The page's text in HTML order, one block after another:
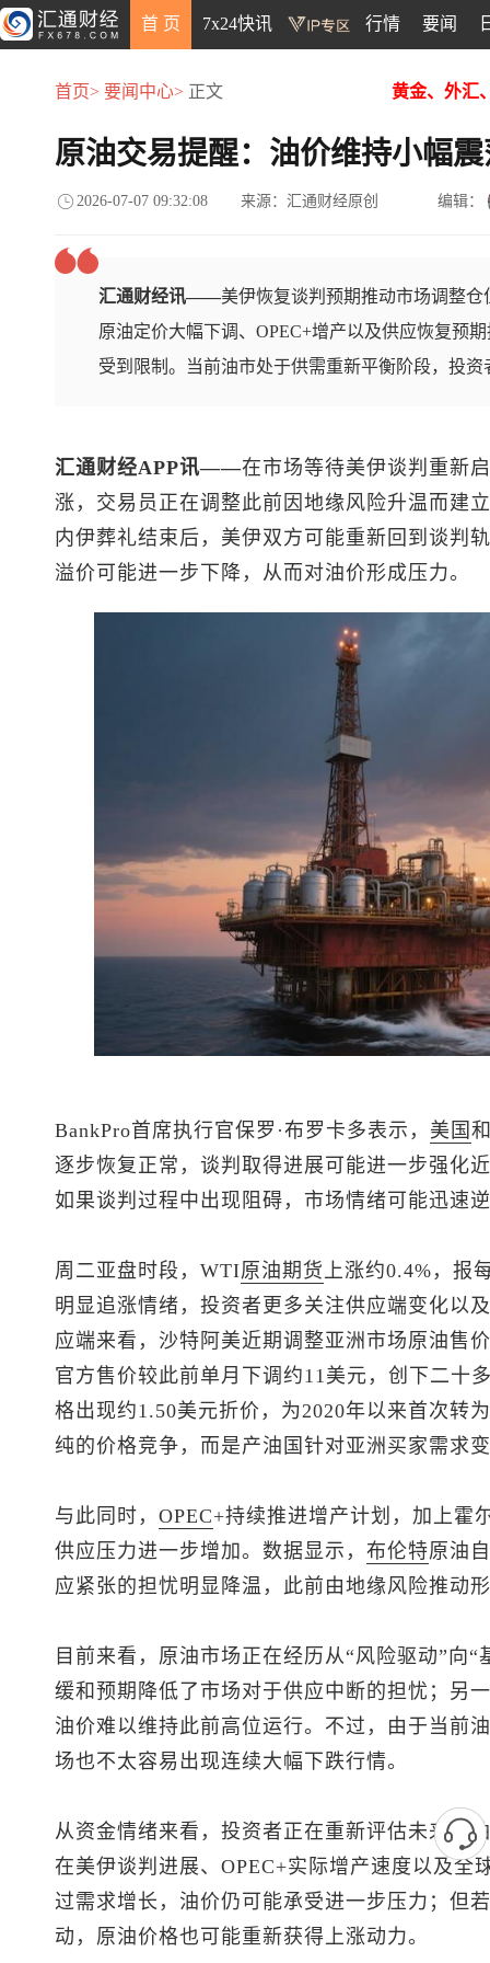
首 页 7x24快讯 行情 要闻
首页> 要闻中心> 正文 黄金、外汇
原油交易提醒：油价维持小幅
2026-07-07 09:32:08 来源：汇通财经原创 编辑：
汇通财经讯——美伊恢复谈判预期推动市场调整
原油定价大幅下调、OPEC+增产以及供应恢复预
受到限制。当前油市处于供需重新平衡阶段，投
汇通财经APP讯——在市场等待美伊谈判重新
涨，交易员正在调整此前因地缘风险升温而建
内伊葬礼结束后，美伊双方可能重新回到谈判
溢价可能进一步下降，从而对油价形成压力。
BankPro首席执行官保罗·布罗卡多表示， 美国
逐步恢复正常，谈判取得进展可能进一步强化
如果谈判过程中出现阻碍，市场情绪可能迅速
周二亚盘时段，WTI原油期货上涨约0.4%，报
明显追涨情绪，投资者更多关注供应端变化以
应端来看，沙特阿美近期调整亚洲市场原油售
官方售价较此前单月下调约11美元，创下二十
格出现约1.50美元折价，为2020年以来首次转
纯的价格竞争，而是产油国针对亚洲买家需求
与此同时， OPEC+持续推进增产计划，加上霍
供应压力进一步增加。数据显示， 布伦特原油
应紧张的担忧明显降温，此前由地缘风险推动
目前来看，原油市场正在经历从“风险驱动”向
缓和预期降低了市场对于供应中断的担忧；另
油价难以维持此前高位运行。不过，由于当前
场也不太容易出现连续大幅下跌行情。
从资金情绪来看，投资者正在重新评估未来原
在美伊谈判进展、OPEC+实际增产速度以及全
过需求增长，油价仍可能承受进一步压力；但
动，原油价格也可能重新获得上涨动力。